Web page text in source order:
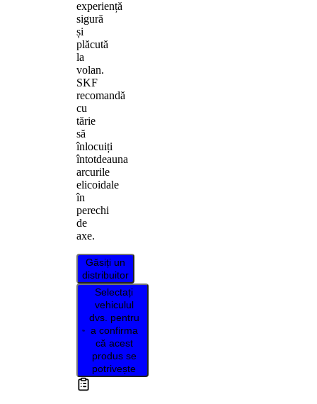
experiență
sigură
și
plăcută
la
volan.
SKF
recomandă
cu
tărie
să
înlocuiți
întotdeauna
arcurile
elicoidale
în
perechi
de
axe.
Găsiți un
distribuitor
Selectați
vehiculul
dvs. pentru
a confirma
că acest
produs se
potrivește